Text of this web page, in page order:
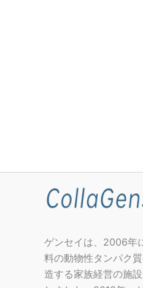
ゲンセイは、2006年
料の動物性タンパク
造する家族経営の施